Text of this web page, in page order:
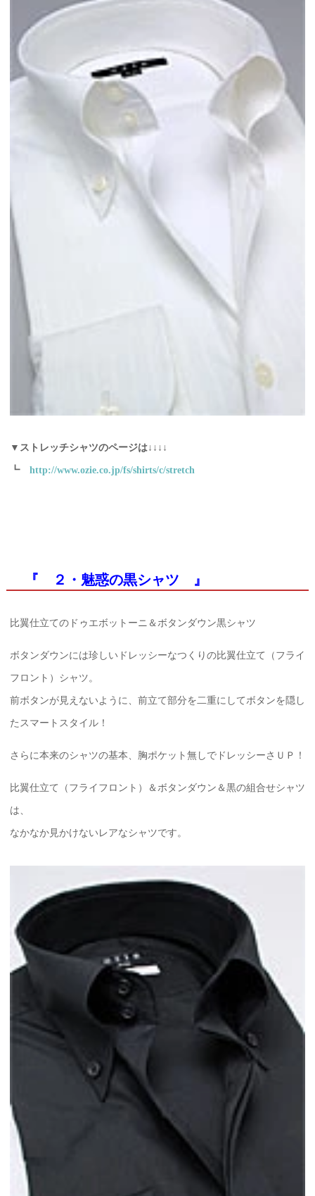
▼ストレッチシャツのページは↓↓↓↓
┗ http://www.ozie.co.jp/fs/shirts/c/stretch
『 ２・魅惑の黒シャツ 』
比翼仕立てのドゥエボットーニ＆ボタンダウン黒シャツ
ボタンダウンには珍しいドレッシーなつくりの比翼仕立て（フライ
フロント）シャツ。
前ボタンが見えないように、前立て部分を二重にしてボタンを隠し
たスマートスタイル！
さらに本来のシャツの基本、胸ポケット無しでドレッシーさＵＰ！
比翼仕立て（フライフロント）＆ボタンダウン＆黒の組合せシャツ
は、
なかなか見かけないレアなシャツです。